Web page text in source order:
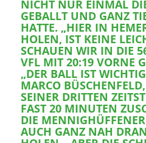
ICHT NUR EINMAL DIE
EBALLT UND GANZ
ATTE. „HIER IN HEMER
OLEN, IST KEINE
SCHAUEN WIR IN DIE
VFL MIT 20:19 VORNE
„DER BALL IST
MARCO
SEINER DRITTEN
FAST 20 MINUTEN
DIE
AUCH GANZ NAH